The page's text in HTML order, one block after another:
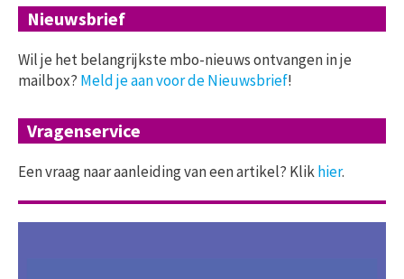
Nieuwsbrief
Wil je het belangrijkste mbo-nieuws ontvangen in je
mailbox? Meld je aan voor de Nieuwsbrief!
Vragenservice
Een vraag naar aanleiding van een artikel? Klikhier.